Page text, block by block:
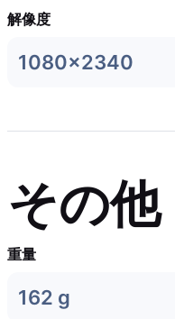
解像度
1080x2340
その他
重量
162 g